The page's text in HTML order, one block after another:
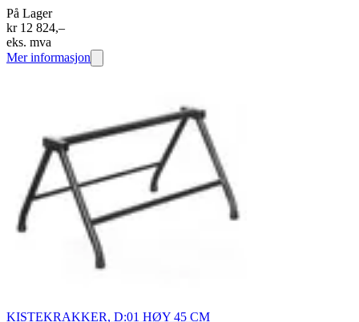
På Lager
kr 12 824,–
eks. mva
Mer informasjon
KISTEKRAKKER, D:01 HØY 45 CM